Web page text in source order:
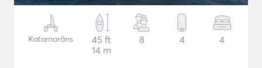
Katamarāns
45 ft
14 m
8 4 4